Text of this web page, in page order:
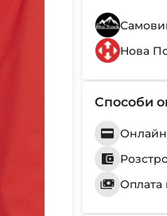
Нова
Способи
Онлайн
Оплата